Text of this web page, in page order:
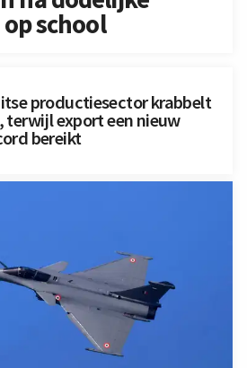
school
productiesector krabbelt
terwijl export een nieuw
bereikt